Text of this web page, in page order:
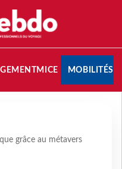
MICE MOBILITÉS
grâce au métavers